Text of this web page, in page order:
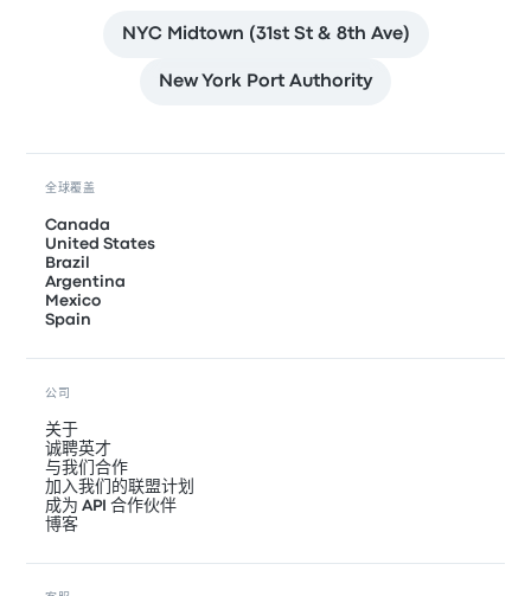
NYC Midtown (31st St & 8th Ave)
New York Port Authority
全球覆盖
Canada
United States
Brazil
Argentina
Mexico
Spain
公司
关于
诚聘英才
与我们合作
加入我们的联盟计划
成为 API 合作伙伴
博客